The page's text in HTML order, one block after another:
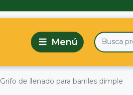
Grifo de llenado para barriles dimple